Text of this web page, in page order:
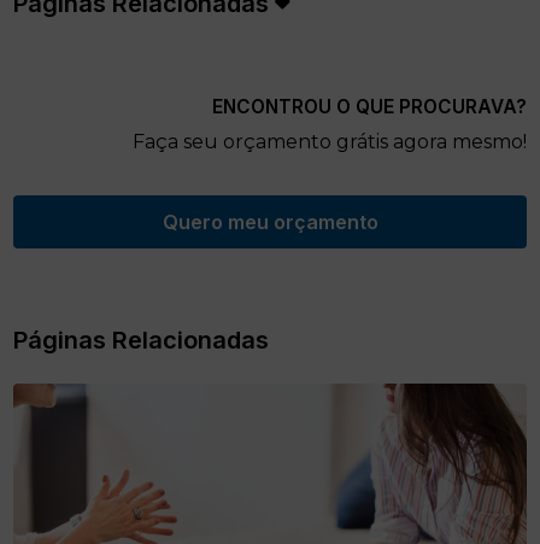
ENCONTROU O QUE PROCURAVA?
Faça seu orçamento grátis agora mesmo!
Quero meu orçamento
Páginas Relacionadas